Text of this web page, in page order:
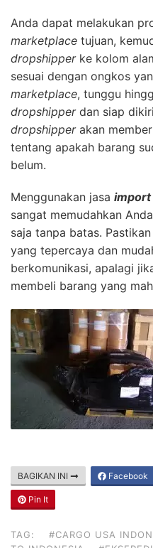
Anda dapat melakukan
marketplace tujuan,
dropshipper ke kolom
sesuai dengan ongkos
marketplace, tunggu
dropshipper dan siap
dropshipper akan
tentang apakah barang
belum.
Menggunakan jasa import
sangat memudahkan
saja tanpa batas.
yang tepercaya dan
berkomunikasi, apalagi
membeli barang yang
BAGIKAN INI Facebook
Pin It
TAG: #CARGO USA